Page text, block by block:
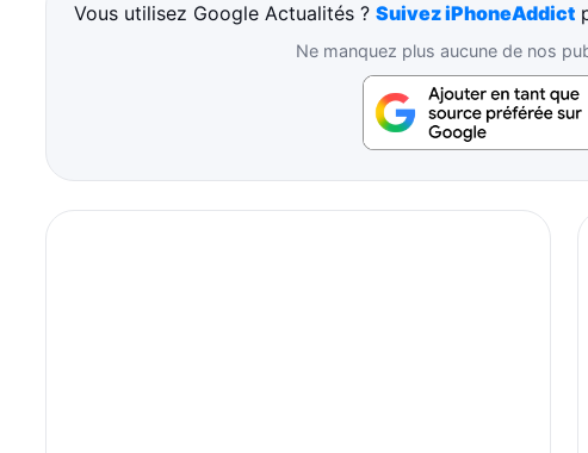
Vous utilisez Google Actualités ?Suivez iPhoneAddict
Ne manquez plus aucune de nos